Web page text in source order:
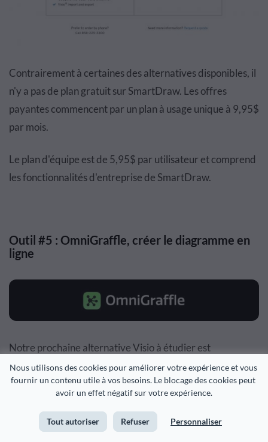
Nous utilisons des cookies pour améliorer votre expérience et vous
fournir un contenu utile à vos besoins. Le blocage des cookies peut
avoir un effet négatif sur votre expérience.
Tout autoriser Refuser Personnaliser
Contrairement à certaines des alternatives disponibles, il
n'y a pas de plan gratuit sur SmartDraw. Les offres
payantes commencent par un plan à usage unique à 9,95$
par mois.
Le plan d'équipe est de 5,95$ par utilisateur et comprend
les fonctionnalités d'entreprise de SmartDraw.
Outil #5 : OmniGraffle, créer le diagramme en
ligne
Notre prochaine alternative Visio à étudier est
OmniGraffle. Il se distingue comme le bon choix pour les
utilisateurs expérimentés de MacOs et IOS qui préfèrent